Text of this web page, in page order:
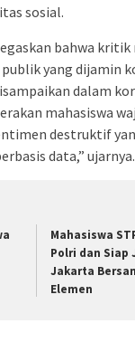
sosial.
bahwa
yang dijamin
dalam
mahasiswa
destruktif
data,” ujarnya.
Mahasiswa
Polri dan Siap
Jakarta
Elemen